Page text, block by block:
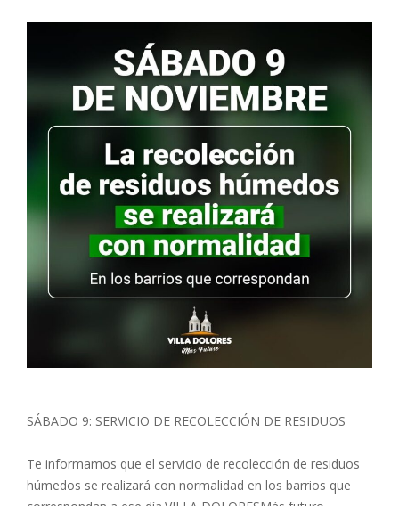
SÁBADO 9: SERVICIO DE RECOLECCIÓN DE RESIDUOS
Te informamos que el servicio de recolección de residuos
húmedos se realizará con normalidad en los barrios que